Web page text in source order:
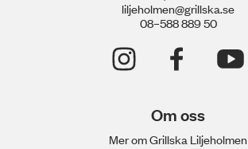
liljeholmen@grillska.se
08–588 889 50
Om oss
Mer om Grillska Liljeholmen